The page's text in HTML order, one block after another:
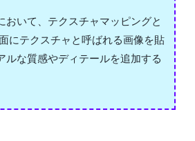
おいて、テクスチャマッピングと
にテクスチャと呼ばれる画像を貼
ルな質感やディテールを追加する